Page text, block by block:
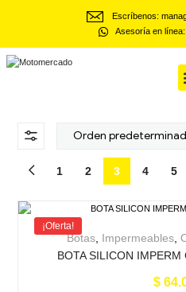
Asesoría en
Escríbenos:
1 2 3 4 5
¡Oferta!
Botas, Impermeables,
BOTA SILICON IMPERM
$